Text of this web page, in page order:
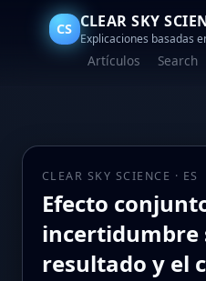
CS CLEAR SKY
Explicaciones basadas
Artículos Search
CLEAR SKY SCIENCE · ES
Efecto
incertidumbre
resultado y el